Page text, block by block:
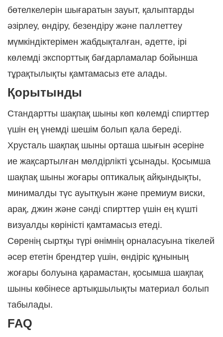
бөтелкелерін шығаратын зауыт, қалыптарды
әзірлеу, өндіру, безендіру және паллеттеу
мүмкіндіктерімен жабдықталған, әдетте, ірі
көлемді экспорттық бағдарламалар бойынша
тұрақтылықты қамтамасыз ете алады.
Қорытынды
Стандартты шақпақ шыны көп көлемді спирттер
үшін ең үнемді шешім болып қала береді.
Хрусталь шақпақ шыны орташа шығын әсеріне
ие жақсартылған мөлдірлікті ұсынады. Қосымша
шақпақ шыны жоғары оптикалық айқындықты,
минималды түс ауытқуын және премиум виски,
арақ, джин және сәнді спирттер үшін ең күшті
визуалды көріністі қамтамасыз етеді.
Сөренің сыртқы түрі өнімнің орналасуына тікелей
әсер ететін брендтер үшін, өндіріс құнының
жоғары болуына қарамастан, қосымша шақпақ
шыны көбінесе артықшылықты материал болып
табылады.
FAQ